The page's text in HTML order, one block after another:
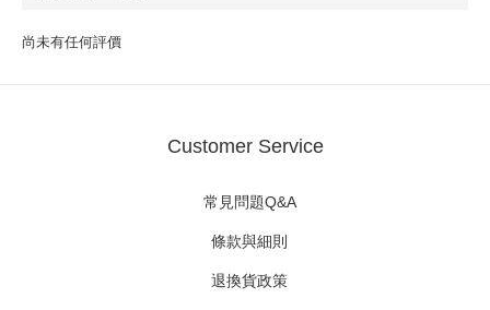
尚未有任何評價
Customer Service
常見問題Q&A
條款與細則
退換貨政策